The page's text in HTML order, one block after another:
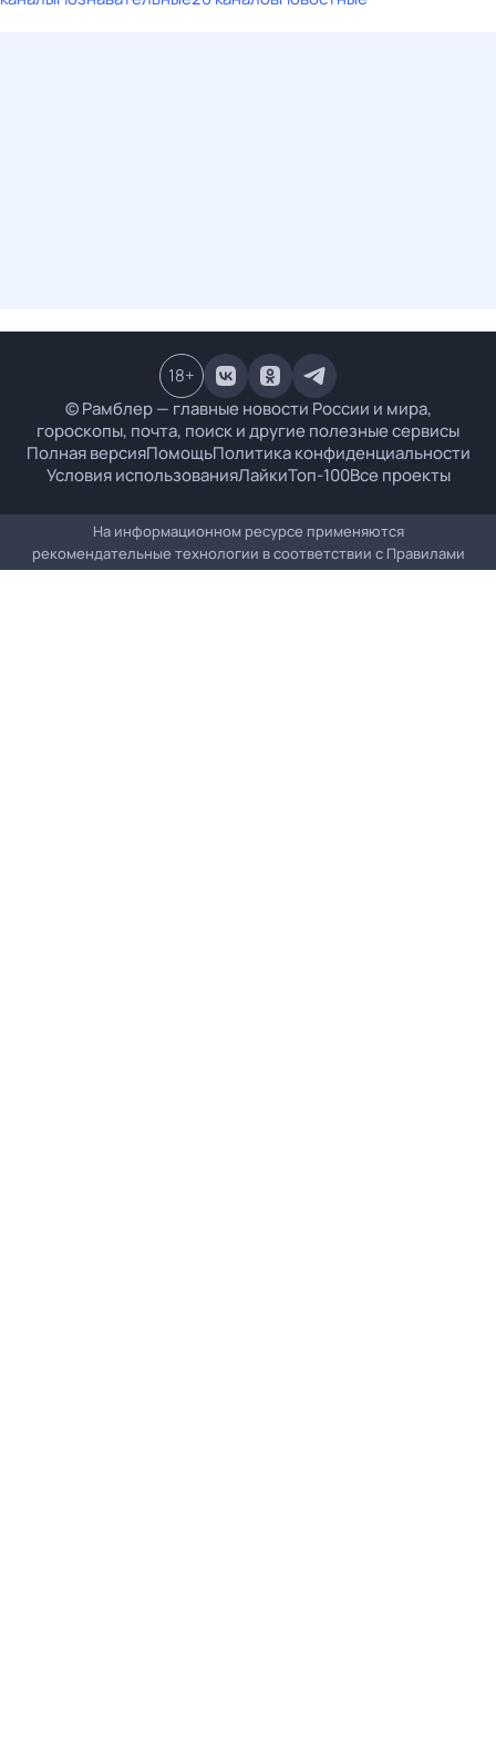
© Рамблер — главные новости России и мира,
гороскопы, почта, поиск и другие полезные сервисы
Полная версияПомощьПолитика конфиденциальности
Условия использованияЛайкиТоп-100Все проекты
18+
На информационном ресурсе применяются
рекомендательные технологии в соответствии с Правилами